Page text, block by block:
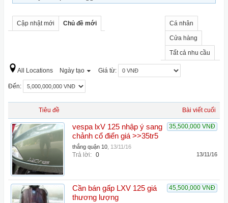
Cập nhật mới Chủ đề mới Cá nhân
Cửa hàng
Tất cả nhu cầu
All Locations Ngày tạo Giá từ:
Đến:
Tiêu đề Bài viết cuối
35,500,000 VNĐ
vespa lxV 125 nhập ý sang
chảnh cổ điển giá >>35tr5
thắng quận 10 13/11/16
Trả lời: 0 13/11/16
45,500,000 VNĐ
Cần bán gấp LXV 125 giá
thương lượng